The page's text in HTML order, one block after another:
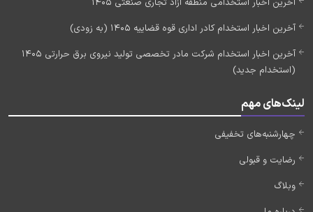
آخرین اخبار استخدام کادر اداری قوه قضاییه 1405 (به زودی)
آخرین اخبار استخدام شرکت مادر تخصصی تولید نیروی برق حرارتی 1405
(استخدام جدید)
لینک‌های مهم
چهارشنبه‌های تخفیفی
رضایت و قبولی
وبلاگ